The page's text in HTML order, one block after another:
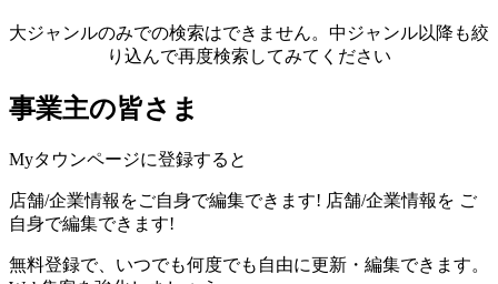
大ジャンルのみでの検索はできません。中ジャンル以降も絞
り込んで再度検索してみてください
事業主の皆さま
Myタウンページに登録すると
店舗/企業情報をご自身で編集できます! 店舗/企業情報を ご
自身で編集できます!
無料登録で、いつでも何度でも自由に更新・編集できます。